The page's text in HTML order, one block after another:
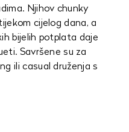
Njihov chunky
cijelog dana, a
bijelih potplata daje
Savršene su za
ili casual druženja s